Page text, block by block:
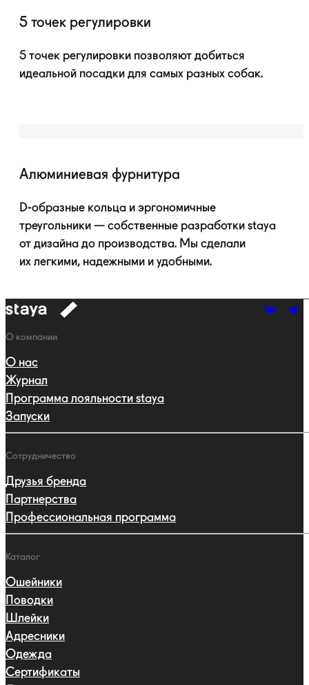
5 точек регулировки
5 точек регулировки позволяют добиться
идеальной посадки для самых разных собак.
Алюминиевая фурнитура
D-образные кольца и эргономичные
треугольники — собственные разработки staya
от дизайна до производства. Мы сделали
их легкими, надежными и удобными.
к
Навигация
О компании
О нас
Журнал
Программа лояльности staya
Запуски
Сотрудничество
Друзья бренда
Партнерства
Профессиональная программа
Каталог
Ошейники
Поводки
Шлейки
Адресники
Одежда
Сертификаты